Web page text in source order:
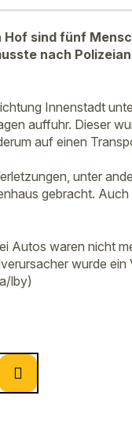
Hof sind fünf
nach
Innenstadt
auffuhr. Dieser
auf einen
unter
gebracht.
Autos waren nicht
wurde ein
lby)